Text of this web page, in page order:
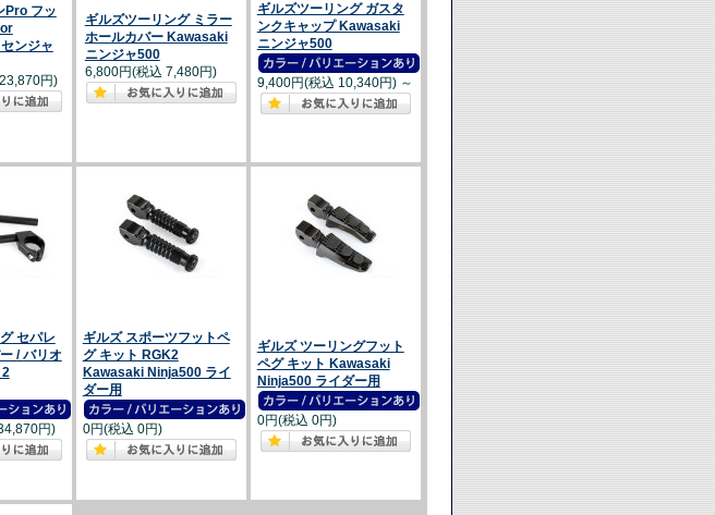
Pro フッ
ンジャ
円)
ギルズツーリング ミラー
ホールカバー Kawasaki
ニンジャ500
6,800円(税込 7,480円)
ギルズツーリング ガスタ
ンクキャップ Kawasaki
ニンジャ500
9,400円(税込 10,340円) ～
セパレ
/ バリオ
2
円)
ギルズ スポーツフットペ
グ キット RGK2
Kawasaki Ninja500 ライ
ダー用
0円(税込 0円)
ギルズ ツーリングフット
ペグ キット Kawasaki
Ninja500 ライダー用
0円(税込 0円)